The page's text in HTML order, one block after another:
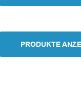
PRODUKTE